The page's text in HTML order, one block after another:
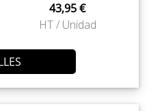
43,95 €
HT / Unidad